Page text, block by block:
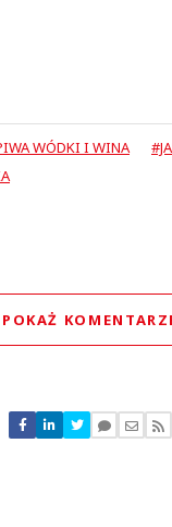
WÓDKI I WINA
POKAŻ
Nie znaleziono komentarzy
swoje